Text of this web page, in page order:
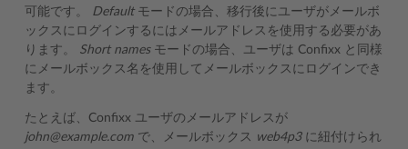
可能です。 Defaultモードの場合、移行後にユーザがメールボ
ックスにログインするにはメールアドレスを使用する必要があ
ります。 Short namesモードの場合、ユーザは Confixx と同様
にメールボックス名を使用してメールボックスにログインでき
ます。
たとえば、Confixx ユーザのメールアドレスが
john@example.com で、メールボックス web4p3に紐付けられ